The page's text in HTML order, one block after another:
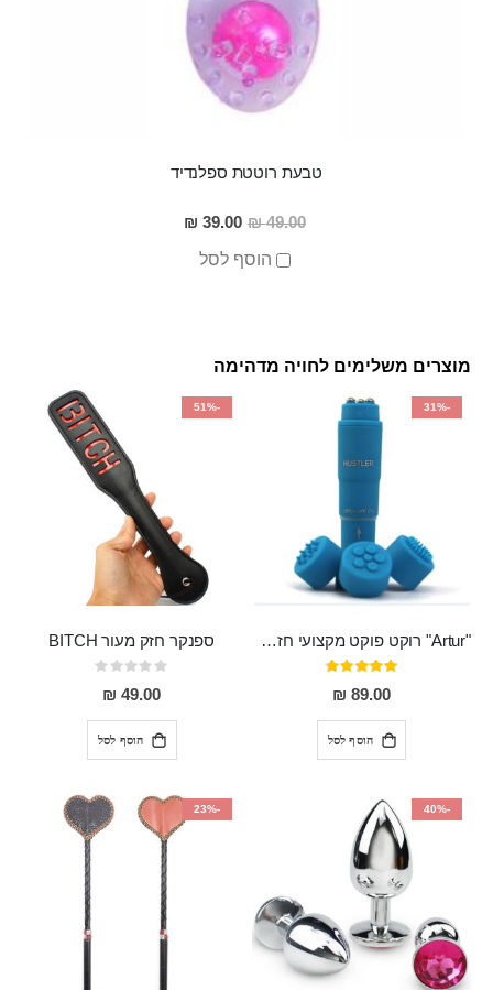
טבעת רוטטת ספלנדיד
49.00 ₪
מחיר
מבצע
39.00 ₪
הוסף לסל
מוצרים משלימים לחויה מדהימה
-31%
"Artur" רוקט פוקט מקצועי חזק במיוחד
דירוג:
95%
89.00 ₪
הוסף לסל
-51%
ספנקר חזק מעור BITCH
Rating:
0%
49.00 ₪
הוסף לסל
-40%
-23%